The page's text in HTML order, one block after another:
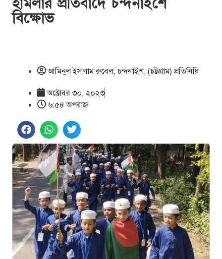
বিক্ষোভ
আমিনুল ইসলাম রুবেল, চন্দনাইশ, (চট্টগ্রাম) প্রতিনিধি
অক্টোবর ৩০, ২০২৩
৬:৫৪ অপরাহ্ণ